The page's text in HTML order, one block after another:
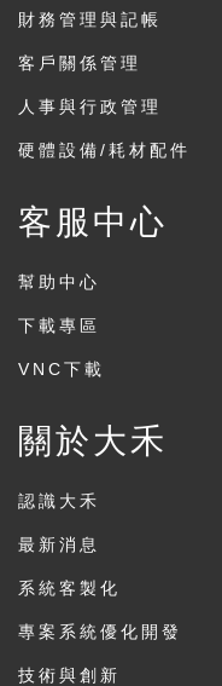
財務管理與記帳
客戶關係管理
人事與行政管理
硬體設備/耗材配件
客服中心
幫助中心
下載專區
VNC下載
關於大禾
認識大禾
最新消息
系統客製化
專案系統優化開發
技術與創新